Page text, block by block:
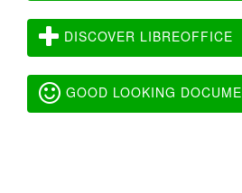
DISCOVER LIBREOFFICE
GOOD LOOKING